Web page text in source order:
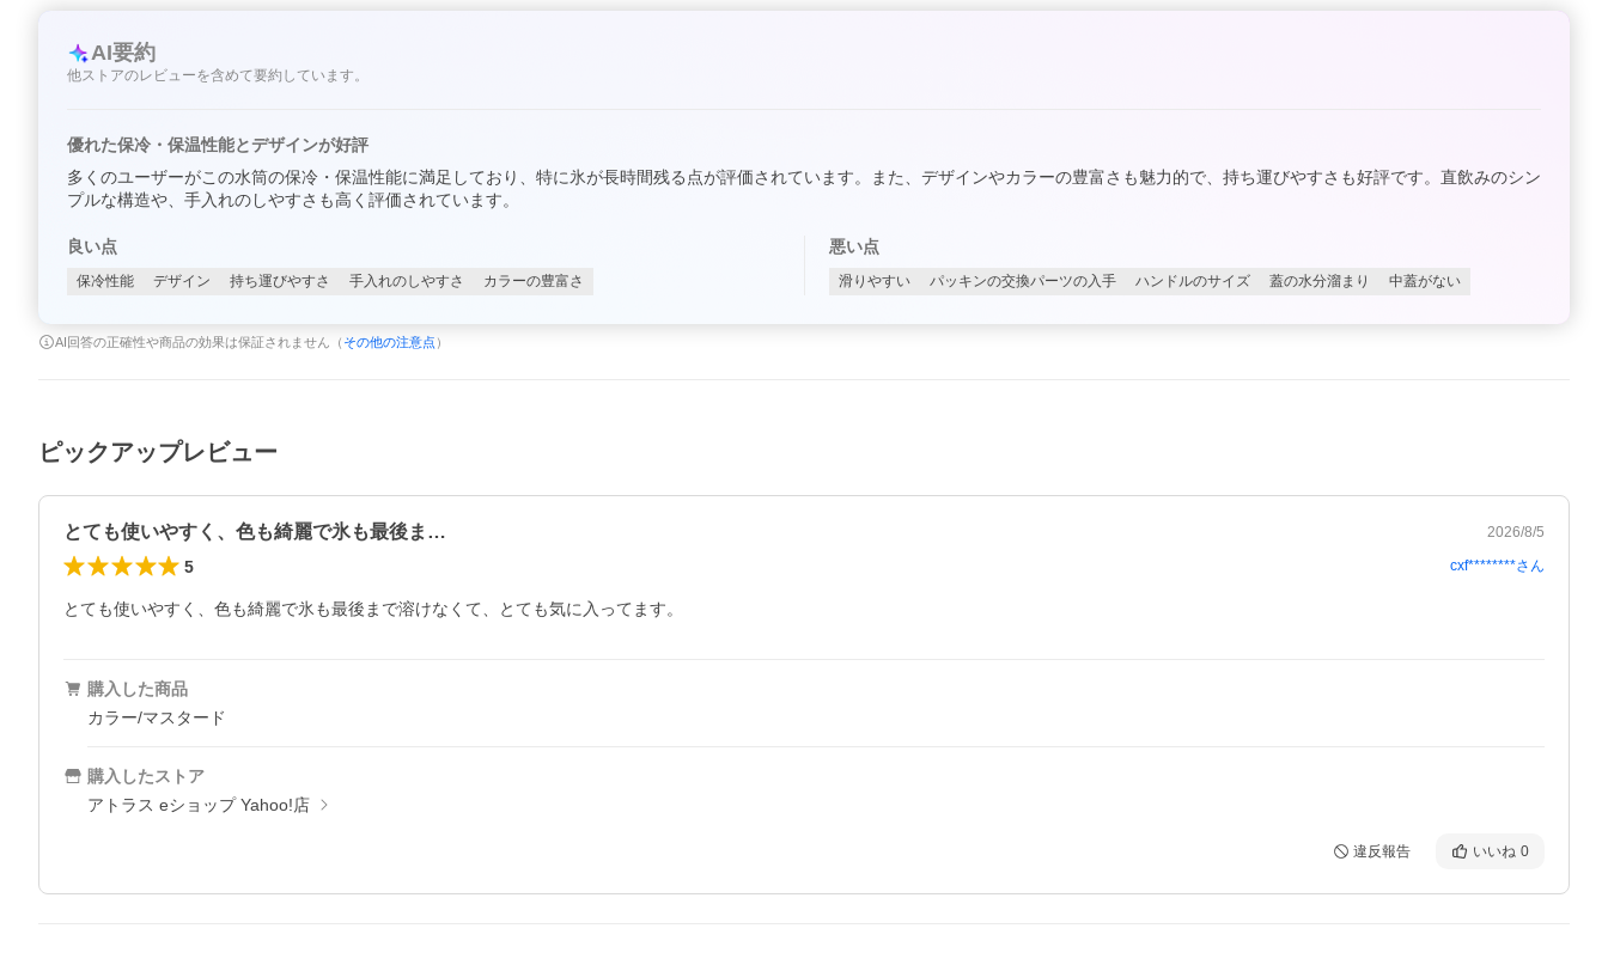
AI要約
他ストアのレビューを含めて要約しています。
優れた保冷・保温性能とデザインが好評
多くのユーザーがこの水筒の保冷・保温性能に満足しており、特に氷が長時間残る点が評価されています。また、デザインやカラーの豊富さも魅力的で、持ち運びやすさも好評です。直飲みのシン
プルな構造や、手入れのしやすさも高く評価されています。
良い点
保冷性能 デザイン 持ち運びやすさ 手入れのしやすさ カラーの豊富さ
悪い点
滑りやすい パッキンの交換パーツの入手 ハンドルのサイズ 蓋の水分溜まり 中蓋がない
AI回答の正確性や商品の効果は保証されません（ その他の注意点 ）
ピックアップレビュー
とても使いやすく、色も綺麗で氷も最後ま… 2026/8/5
5 cxf********さん
とても使いやすく、色も綺麗で氷も最後まで溶けなくて、とても気に入ってます。
購入した商品
カラー/マスタード
購入したストア
アトラス eショップ Yahoo!店
違反報告 いいね 0